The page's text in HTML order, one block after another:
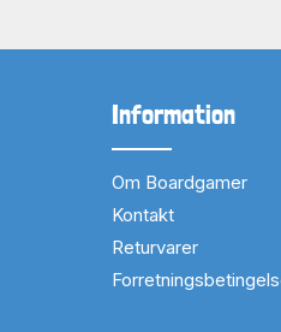
Information
Om Boardgamer
Kontakt
Returvarer